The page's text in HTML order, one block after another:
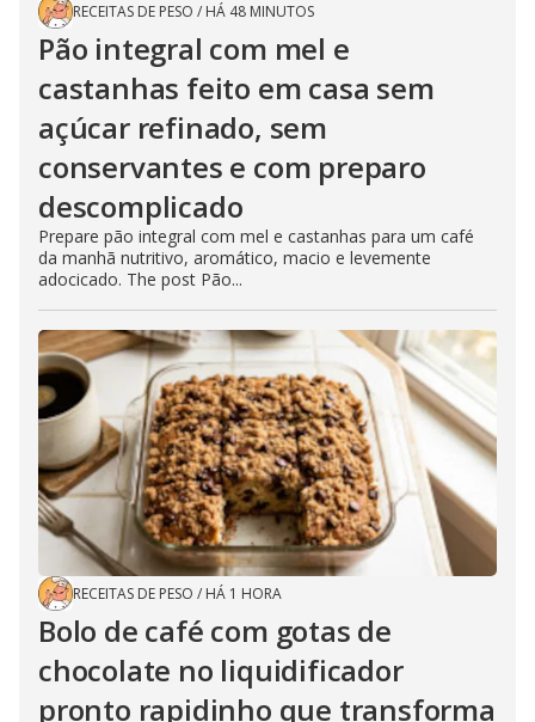
RECEITAS DE PESO / HÁ 48 MINUTOS
Pão integral com mel e
castanhas feito em casa sem
açúcar refinado, sem
conservantes e com preparo
descomplicado
Prepare pão integral com mel e castanhas para um café
da manhã nutritivo, aromático, macio e levemente
adocicado. The post Pão...
RECEITAS DE PESO / HÁ 1 HORA
Bolo de café com gotas de
chocolate no liquidificador
pronto rapidinho que transforma